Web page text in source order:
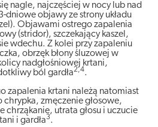
nagle, najczęściej w nocy lub nad
dniowe objawy ze strony układu
Objawami ostrego zapalenia
(stridor), szczekający kaszel,
wdechu. Z kolei przy zapaleniu
obrzęk błony śluzowej w
nadgłośniowej krtani,
ból gardła2,4.
zapalenia krtani należą natomiast
chrypka, zmęczenie głosowe,
chrząkanie, utrata głosu i uczucie
i gardła3.